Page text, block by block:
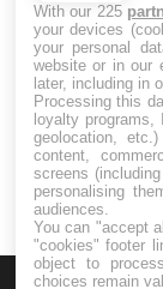
With our 225
your devices
your personal
website or in our
later, including in
Processing this
loyalty programs,
geolocation,
content,
screens
personalising
audiences.
You can "accept
"cookies" footer
object to
choices remain